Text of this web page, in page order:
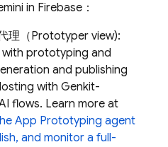
in Firebase ：
理 （Prototyper view):
with prototyping and
and publishing
with Genkit-
flows. Learn more at
App Prototyping agent
and monitor a full-